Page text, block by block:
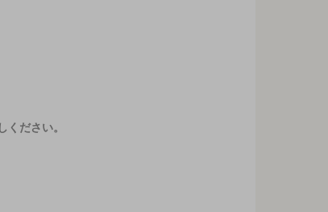
ください。